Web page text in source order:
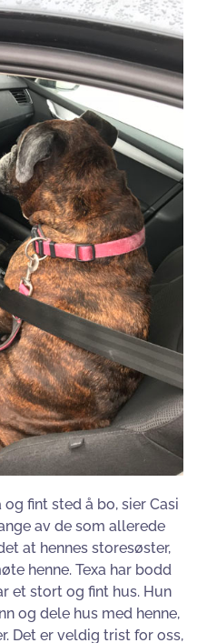
fint sted å bo, sier Casi
av de som allerede
at hennes storesøster,
henne. Texa har bodd
et stort og fint hus. Hun
og dele hus med henne,
Det er veldig trist for oss,